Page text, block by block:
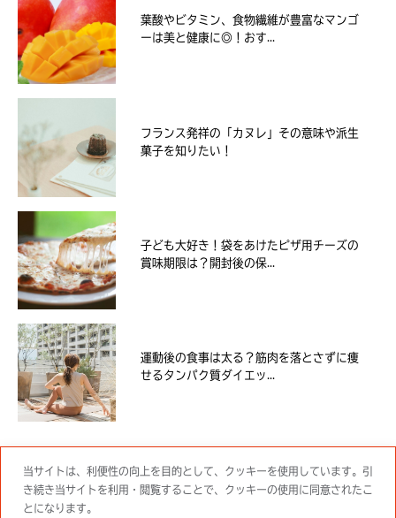
葉酸やビタミン、食物繊維が豊富なマンゴ
ーは美と健康に◎！おす...
フランス発祥の「カヌレ」その意味や派生
菓子を知りたい！
子ども大好き！袋をあけたピザ用チーズの
賞味期限は？開封後の保...
運動後の食事は太る？筋肉を落とさずに痩
せるタンパク質ダイエッ...
当サイトは、利便性の向上を目的として、クッキーを使用しています。引
き続き当サイトを利用・閲覧することで、クッキーの使用に同意されたこ
とになります。